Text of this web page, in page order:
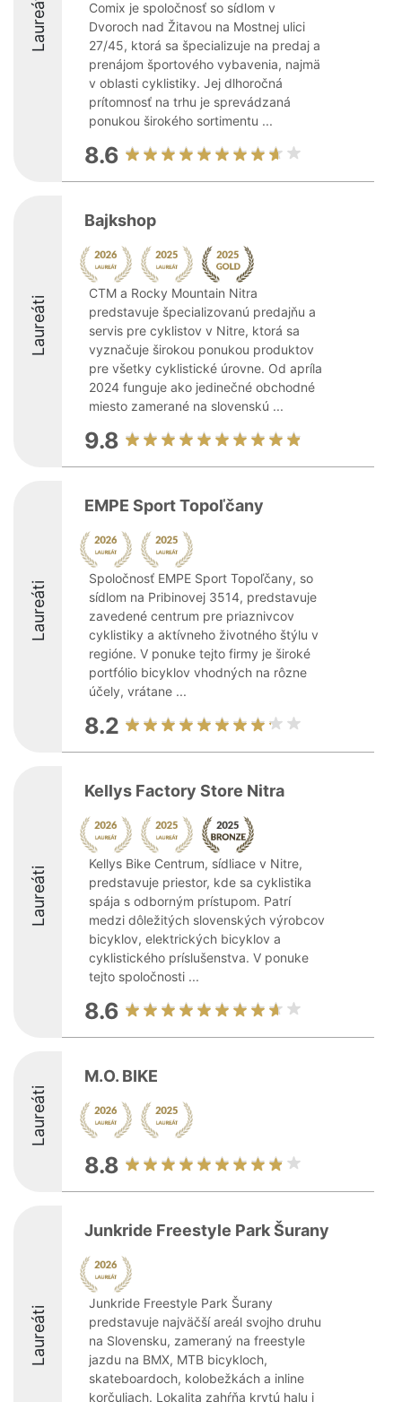
Laureáti
Comix je spoločnosť so sídlom v
Dvoroch nad Žitavou na Mostnej ulici
27/45, ktorá sa špecializuje na predaj a
prenájom športového vybavenia, najmä
v oblasti cyklistiky. Jej dlhoročná
prítomnosť na trhu je sprevádzaná
ponukou širokého sortimentu ...
8.6
Laureáti
Bajkshop
CTM a Rocky Mountain Nitra
predstavuje špecializovanú predajňu a
servis pre cyklistov v Nitre, ktorá sa
vyznačuje širokou ponukou produktov
pre všetky cyklistické úrovne. Od apríla
2024 funguje ako jedinečné obchodné
miesto zamerané na slovenskú ...
9.8
Laureáti
EMPE Sport Topoľčany
Spoločnosť EMPE Sport Topoľčany, so
sídlom na Pribinovej 3514, predstavuje
zavedené centrum pre priaznivcov
cyklistiky a aktívneho životného štýlu v
regióne. V ponuke tejto firmy je široké
portfólio bicyklov vhodných na rôzne
účely, vrátane ...
8.2
Laureáti
Kellys Factory Store Nitra
Kellys Bike Centrum, sídliace v Nitre,
predstavuje priestor, kde sa cyklistika
spája s odborným prístupom. Patrí
medzi dôležitých slovenských výrobcov
bicyklov, elektrických bicyklov a
cyklistického príslušenstva. V ponuke
tejto spoločnosti ...
8.6
Laureáti
M.O. BIKE
8.8
Laureáti
Junkride Freestyle Park Šurany
Junkride Freestyle Park Šurany
predstavuje najväčší areál svojho druhu
na Slovensku, zameraný na freestyle
jazdu na BMX, MTB bicykloch,
skateboardoch, kolobežkách a inline
korčuliach. Lokalita zahŕňa krytú halu i